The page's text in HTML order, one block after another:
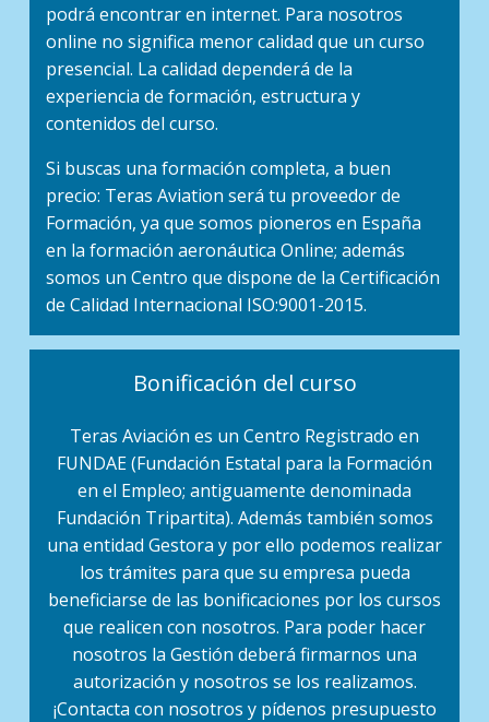
podrá encontrar en internet. Para nosotros
online no significa menor calidad que un curso
presencial. La calidad dependerá de la
experiencia de formación, estructura y
contenidos del curso.
Si buscas una formación completa, a buen
precio: Teras Aviation será tu proveedor de
Formación, ya que somos pioneros en España
en la formación aeronáutica Online; además
somos un Centro que dispone de la Certificación
de Calidad Internacional ISO:9001-2015.
Bonificación del curso
Teras Aviación es un Centro Registrado en
FUNDAE (Fundación Estatal para la Formación
en el Empleo; antiguamente denominada
Fundación Tripartita). Además también somos
una entidad Gestora y por ello podemos realizar
los trámites para que su empresa pueda
beneficiarse de las bonificaciones por los cursos
que realicen con nosotros. Para poder hacer
nosotros la Gestión deberá firmarnos una
autorización y nosotros se los realizamos.
¡Contacta con nosotros y pídenos presupuesto